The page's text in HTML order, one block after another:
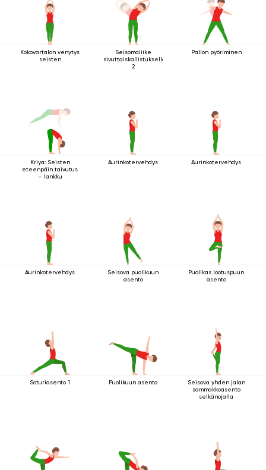
Kokovartalon venytys
seisten
Seisomaliike
sivuttaiskallistuksella
2
Pallon pyöriminen
Kriya: Seisten
eteenpäin taivutus
– lankku
Aurinkotervehdys Aurinkotervehdys
Aurinkotervehdys
Seisova puolikuun
asento
Puolikas lootuspuun
asento
Soturiasento 1 Puolikuun asento
Seisova yhden jalan
sammakkoasento
selkänojalla